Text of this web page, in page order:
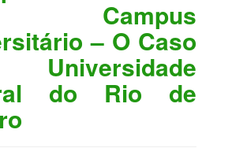
Campus
– O Caso
do Rio de